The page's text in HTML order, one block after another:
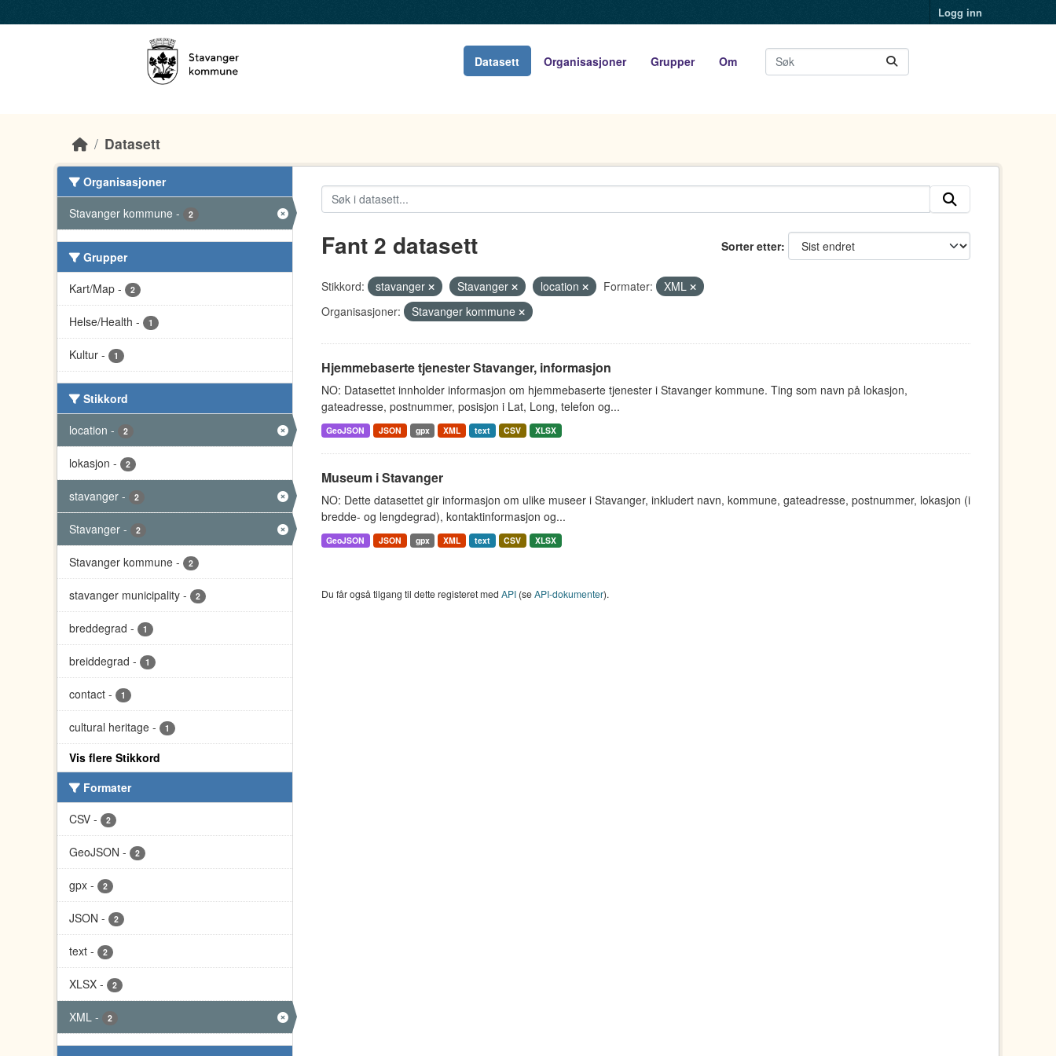
Logg inn
Datasett Organisasjoner Grupper Om
Datasett
Organisasjoner
Stavanger kommune - 2
Grupper
Kart/Map - 2
Helse/Health - 1
Kultur - 1
Stikkord
location - 2
lokasjon - 2
stavanger - 2
Stavanger - 2
Stavanger kommune - 2
stavanger municipality - 2
breddegrad - 1
breiddegrad - 1
contact - 1
cultural heritage - 1
Vis flere Stikkord
Formater
CSV - 2
GeoJSON - 2
gpx - 2
JSON - 2
text - 2
XLSX - 2
XML - 2
Sorter etter
Fant 2 datasett
Stikkord: stavanger Stavanger location Formater:
XML
Organisasjoner:
Stavanger kommune
Hjemmebaserte tjenester Stavanger, informasjon
NO: Datasettet innholder informasjon om hjemmebaserte tjenester i Stavanger kommune. Ting som navn på lokasjon,
gateadresse, postnummer, posisjon i Lat, Long, telefon og...
GeoJSON JSON gpx XML text CSV XLSX
Museum i Stavanger
NO: Dette datasettet gir informasjon om ulike museer i Stavanger, inkludert navn, kommune, gateadresse, postnummer, lokasjon (i
bredde- og lengdegrad), kontaktinformasjon og...
GeoJSON JSON gpx XML text CSV XLSX
Du får også tilgang til dette registeret med API(seAPI-dokumenter).